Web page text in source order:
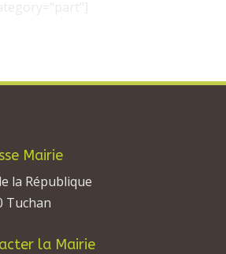
Mairie
la République
Tuchan
la Mairie